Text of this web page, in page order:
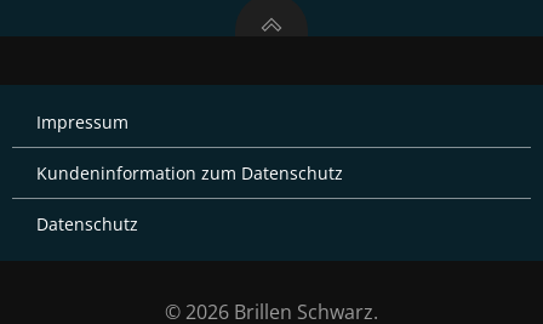
Impressum
Kundeninformation zum Datenschutz
Datenschutz
© 2026 Brillen Schwarz.